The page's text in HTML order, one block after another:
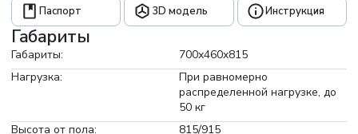
Паспорт 3D модель Инструкция
Габариты
Габариты:
700x460x815
Нагрузка:
При равномерно
распределенной нагрузке, до
50 кг
Высота от пола:
815/915